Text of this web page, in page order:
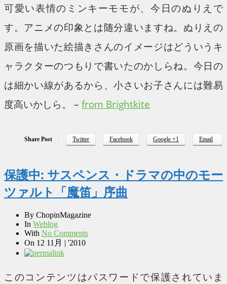
可愛い表情のミンキーモモが、今日のぬりえで
す。アニメの印象とは随分違いますね。ぬりえの
原画を描いた絵描きさんのイメージはどういうキ
ャラクターのつもりで書いたのかしらね。今日の
は細かい線があるから、小さいお子さんには難易
度高いかしら。 – from Brightkite
Share Post Twitter Facebook Google +1 Email
保護中: サスペンス・ドラマの中のモー
ツァルト「魔笛」序曲
By ChopinMagazine
In Weblog
With No Comments
On 12 11月 | '2010
このコンテンツはパスワードで保護されていま